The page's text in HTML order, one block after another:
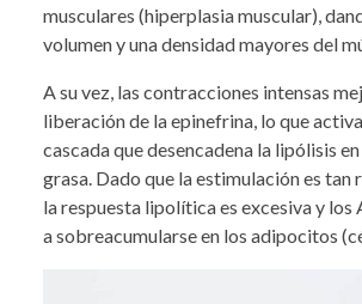
musculares (hiperplasia muscular),
volumen y una densidad mayores del
A su vez, las contracciones intensas
liberación de la epinefrina, lo que
cascada que desencadena la lipólisis
grasa. Dado que la estimulación es tan
la respuesta lipolítica es excesiva y los
a sobreacumularse en los adipocitos